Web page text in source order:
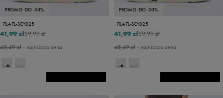
PROMO: DO -30%
FILA FL-SCY025
59,99 zł
41,99 zł
45,49 zł- najniższa cena
PROMO: DO -30%
FILA FL-SCY025
59,99 zł
41,99 zł
45,49 zł- najniższa cena